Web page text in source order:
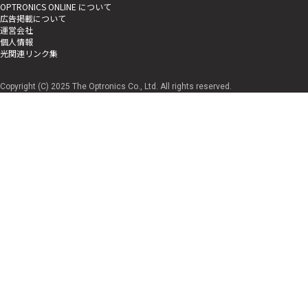
OPTRONICS ONLINE について
広告掲載について
運営会社
個人情報
光関連リンク集
Copyright (C) 2025 The Optronics Co., Ltd. All rights reserved.